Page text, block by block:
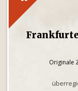
Originale